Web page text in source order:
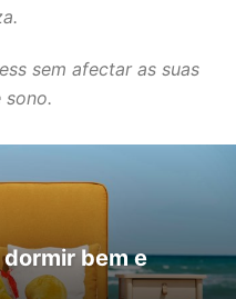
sem afectar as suas
sono.
bem e